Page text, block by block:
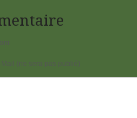
Mail (ne sera pas publié)